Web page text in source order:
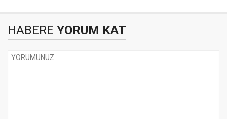
HABERE YORUM KAT